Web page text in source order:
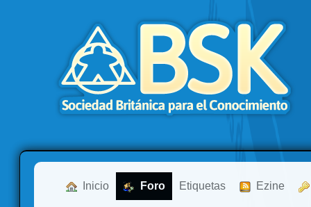
Inicio Foro Etiquetas Ezine